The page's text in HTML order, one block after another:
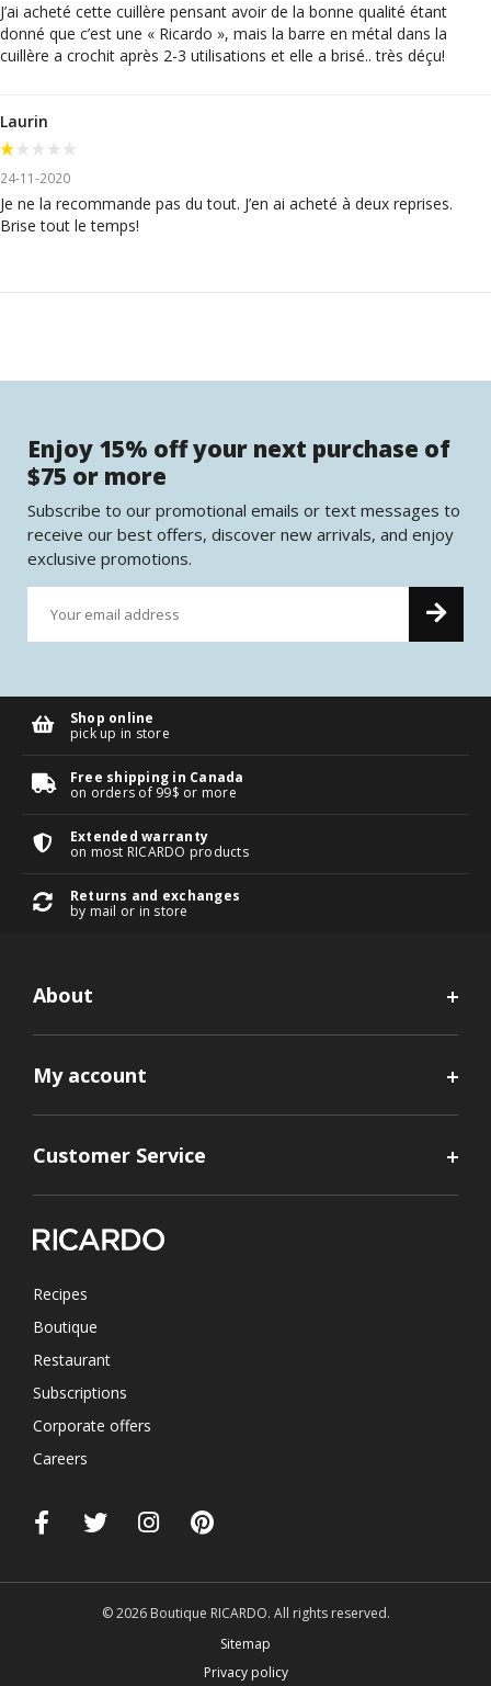
J’ai acheté cette cuillère pensant avoir de la bonne qualité étant
donné que c’est une « Ricardo », mais la barre en métal dans la
cuillère a crochit après 2-3 utilisations et elle a brisé.. très déçu!
Laurin
24-11-2020
Je ne la recommande pas du tout. J’en ai acheté à deux reprises.
Brise tout le temps!
Enjoy 15% off your next purchase of
$75 or more
Subscribe to our promotional emails or text messages to
receive our best offers, discover new arrivals, and enjoy
exclusive promotions.
Shop online
pick up in store
Free shipping in Canada
on orders of 99$ or more
Extended warranty
on most RICARDO products
Returns and exchanges
by mail or in store
About
My account
Customer Service
Recipes
Boutique
Restaurant
Subscriptions
Corporate offers
Careers
© 2026 Boutique RICARDO. All rights reserved.
Sitemap
Privacy policy